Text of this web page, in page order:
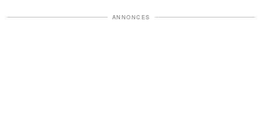
ANNONCES